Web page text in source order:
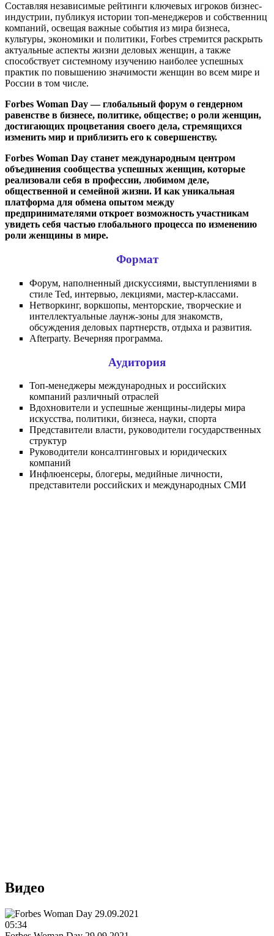
Составляя независимые рейтинги ключевых игроков бизнес-
индустрии, публикуя истории топ-менеджеров и собственниц
компаний, освещая важные события из мира бизнеса,
культуры, экономики и политики, Forbes стремится раскрыть
актуальные аспекты жизни деловых женщин, а также
способствует системному изучению наиболее успешных
практик по повышению значимости женщин во всем мире и
России в том числе.
Forbes Woman Day — глобальный форум о гендерном
равенстве в бизнесе, политике, обществе; о роли женщин,
достигающих процветания своего дела, стремящихся
изменить мир и приблизить его к совершенству.
Forbes Woman Day станет международным центром
объединения сообщества успешных женщин, которые
реализовали себя в профессии, любимом деле,
общественной и семейной жизни. И как уникальная
платформа для обмена опытом между
предпринимателями откроет возможность участникам
увидеть себя частью глобального процесса по изменению
роли женщины в мире.
Формат
Форум, наполненный дискуссиями, выступлениями в
стиле Ted, интервью, лекциями, мастер-классами.
Нетворкинг, воркшопы, менторские, творческие и
интеллектуальные лаунж-зоны для знакомств,
обсуждения деловых партнерств, отдыха и развития.
Afterparty. Вечерняя программа.
Аудитория
Топ-менеджеры международных и российских
компаний различный отраслей
Вдохновители и успешные женщины-лидеры мира
искусства, политики, бизнеса, науки, спорта
Представители власти, руководители государственных
структур
Руководители консалтинговых и юридических
компаний
Инфлюенсеры, блогеры, медийные личности,
представители российских и международных СМИ
Видео
05:34